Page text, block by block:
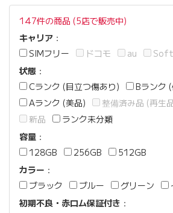
147件の商品 (5店で販売中)
キャリア ：
SIMフリー
ドコモ au
状態 ：
Cランク (目立つ傷あり)
Bランク
Aランク (美品)
整備済み品 (再生
新品
ランク未分類
容量 ：
128GB
256GB
512GB
カラー ：
ブラック
ブルー グリーン
初期不良・赤ロム保証付き ：